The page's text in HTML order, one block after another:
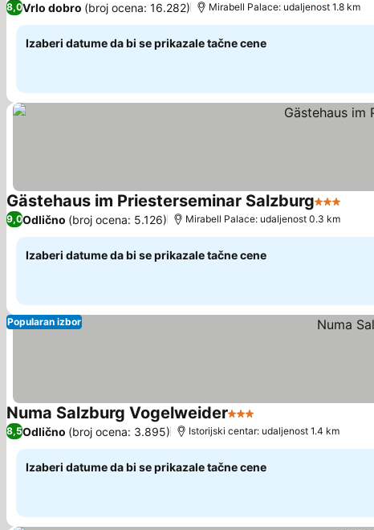
8,0Vrlo dobro (broj ocena: 16.282) Mirabell Palace: udaljenost 1.8 km
Izaberi datume da bi se prikazale tačne cene
Gästehaus im Priesterseminar Salzburg3 Zvezdice
9,0Odlično (broj ocena: 5.126) Mirabell Palace: udaljenost 0.3 km
Izaberi datume da bi se prikazale tačne cene
Popularan izbor
Numa Salzburg Vogelweider3 Zvezdice
8,5Odlično (broj ocena: 3.895) Istorijski centar: udaljenost 1.4 km
Izaberi datume da bi se prikazale tačne cene